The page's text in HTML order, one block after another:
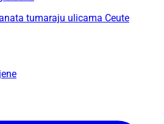
tumaraju ulicama Ceute